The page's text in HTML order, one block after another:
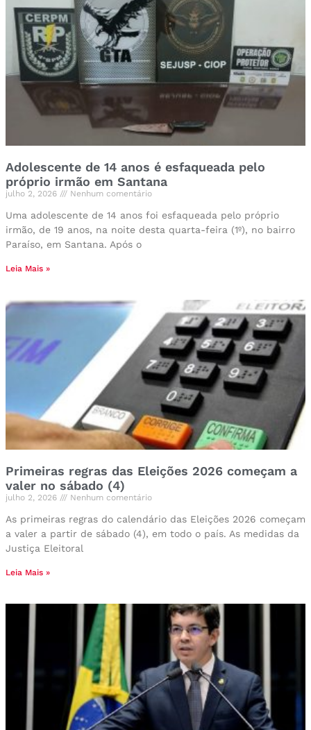
Adolescente de 14 anos é esfaqueada pelo
próprio irmão em Santana
julho 2, 2026 Nenhum comentário
Uma adolescente de 14 anos foi esfaqueada pelo próprio
irmão, de 19 anos, na noite desta quarta-feira (1º), no bairro
Paraíso, em Santana. Após o
Leia Mais »
Primeiras regras das Eleições 2026 começam a
valer no sábado (4)
julho 2, 2026 Nenhum comentário
As primeiras regras do calendário das Eleições 2026 começam
a valer a partir de sábado (4), em todo o país. As medidas da
Justiça Eleitoral
Leia Mais »